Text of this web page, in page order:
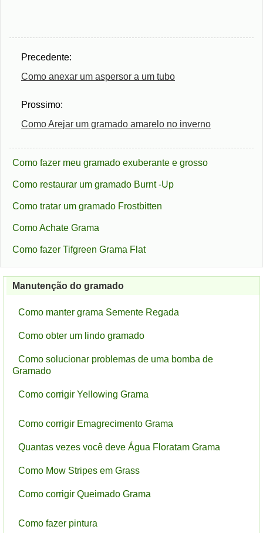
Precedente:
Como anexar um aspersor a um tubo
Prossimo:
Como Arejar um gramado amarelo no inverno
Como fazer meu gramado exuberante e grosso
Como restaurar um gramado Burnt -Up
Como tratar um gramado Frostbitten
Como Achate Grama
Como fazer Tifgreen Grama Flat
Manutenção do gramado
Como manter grama Semente Regada
Como obter um lindo gramado
Como solucionar problemas de uma bomba de
Gramado
Como corrigir Yellowing Grama
Como corrigir Emagrecimento Grama
Quantas vezes você deve Água Floratam Grama
Como Mow Stripes em Grass
Como corrigir Queimado Grama
Como fazer pintura